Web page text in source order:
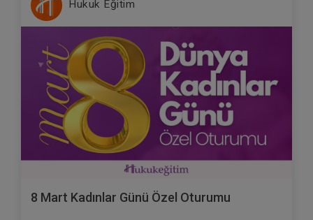
Hukuk Eğitim
8 Mart Kadınlar Günü Özel Oturumu